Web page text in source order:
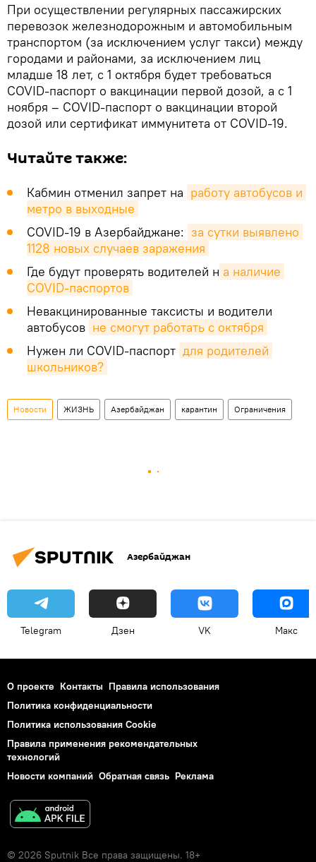
При осуществлении регулярных пассажирских
перевозок железнодорожным и автомобильным
транспортом (за исключением услуг такси) между
городами и районами, за исключением лиц
младше 18 лет, с 1 октября будет требоваться
COVID-паспорт о вакцинации первой дозой, а с 1
ноября – COVID-паспорт о вакцинации второй
дозой или сертификат иммунитета от COVID-19.
Читайте также:
Кабмин отменил запрет на работу автобусов и
метро в выходные
COVID-19 в Азербайджане: за сутки выявлено
1128 новых случаев заражения
Где будут проверять водителей н а наличие
COVID-паспортов
Невакцинированные таксисты и водители
автобусов не смогут работать с октября
Нужен ли COVID-паспорт для родителей
школьников?
Новости ЖИЗНЬ Азербайджан карантин Ограничения
Азербайджан
Telegram Дзен VK Макс
О проекте Контакты Правила использования
Политика конфиденциальности
Политика использования Cookie
Правила применения рекомендательных
технологий
Новости компаний Обратная связь Реклама
© 2026 Sputnik Все права защищены. 18+